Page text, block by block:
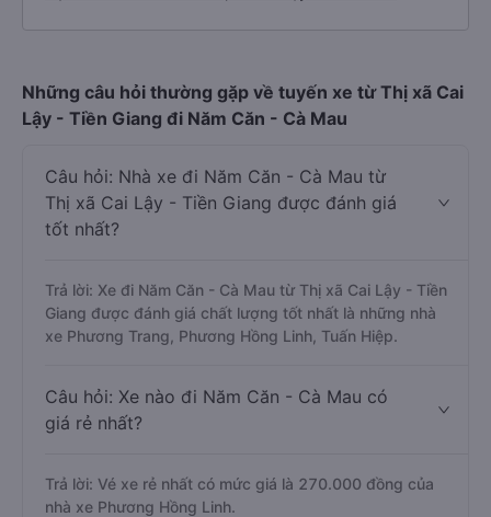
Những câu hỏi thường gặp về tuyến xe từ Thị xã Cai
Lậy - Tiền Giang đi Năm Căn - Cà Mau
Câu hỏi: Nhà xe đi Năm Căn - Cà Mau từ
Thị xã Cai Lậy - Tiền Giang được đánh giá
tốt nhất?
Trả lời: Xe đi Năm Căn - Cà Mau từ Thị xã Cai Lậy - Tiền
Giang được đánh giá chất lượng tốt nhất là những nhà
xe Phương Trang, Phương Hồng Linh, Tuấn Hiệp.
Câu hỏi: Xe nào đi Năm Căn - Cà Mau có
giá rẻ nhất?
Trả lời: Vé xe rẻ nhất có mức giá là 270.000 đồng của
nhà xe Phương Hồng Linh.